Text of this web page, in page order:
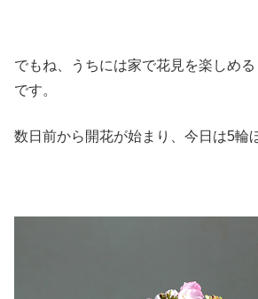
でもね、うちには家で花見を楽しめ
です。
数日前から開花が始まり、今日は5輪